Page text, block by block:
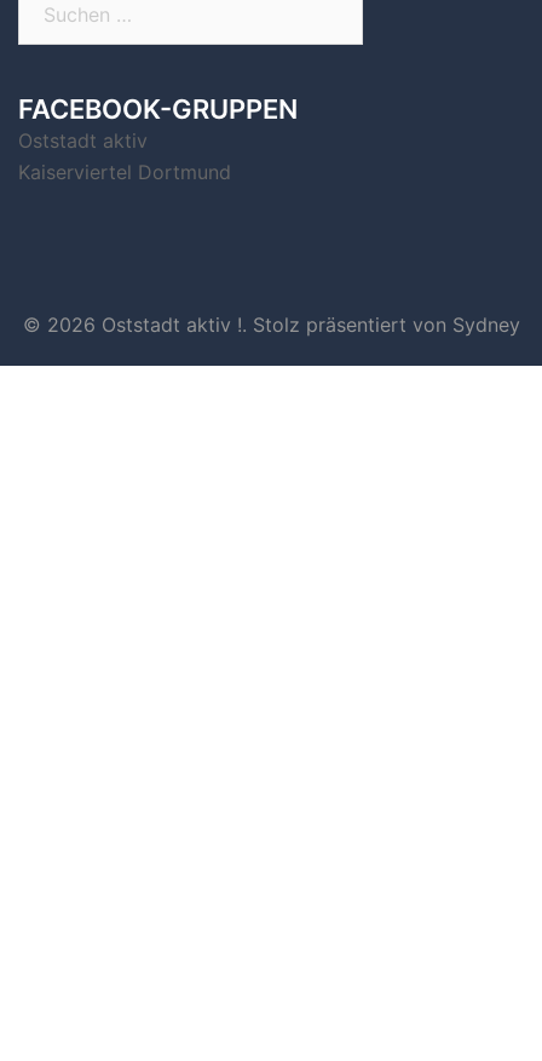
FACEBOOK-GRUPPEN
Oststadt aktiv
Kaiserviertel Dortmund
© 2026 Oststadt aktiv !. Stolz präsentiert von Sydney